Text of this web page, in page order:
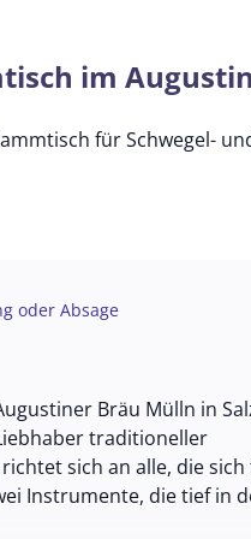
im
für Schwegel-
oder Absage
Bräu Mülln in
traditioneller
sich an alle, die
Instrumente, die tief in